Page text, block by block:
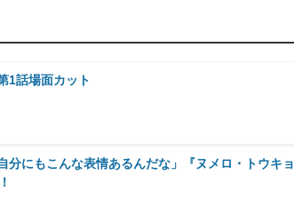
1話場面カット
分にもこんな表情あるんだな」『ヌメロ・トウキョ